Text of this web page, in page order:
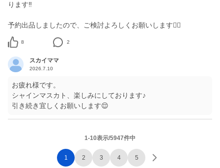
ります‼️
予約出品しましたので、ご検討よろしくお願いします🙇‍♂️
8 2
スカイママ
2026.7.10
お疲れ様です。
シャインマスカト、楽しみにしております♪
引き続き宜しくお願いします😌
1-10表示/5947件中
1 2 3 4 5